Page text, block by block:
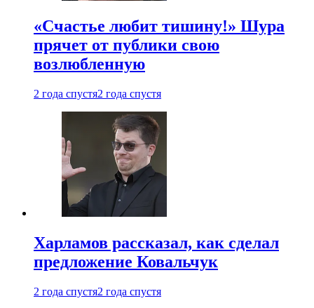
«Счастье любит тишину!» Шура
прячет от публики свою
возлюбленную
2 года спустя2 года спустя
Харламов рассказал, как сделал
предложение Ковальчук
2 года спустя2 года спустя